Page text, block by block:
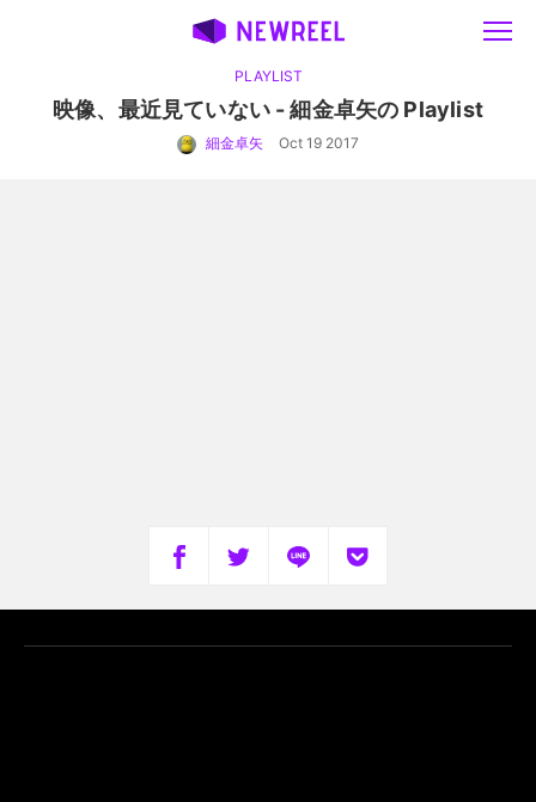
PLAYLIST
映像、最近見ていない - 細金卓矢の Playlist
細金卓矢 Oct 19 2017